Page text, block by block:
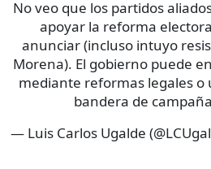
No veo que los partidos
apoyar la reforma
anunciar (incluso intuyo
Morena). El gobierno puede
mediante reformas legales o
bandera de
— Luis Carlos Ugalde